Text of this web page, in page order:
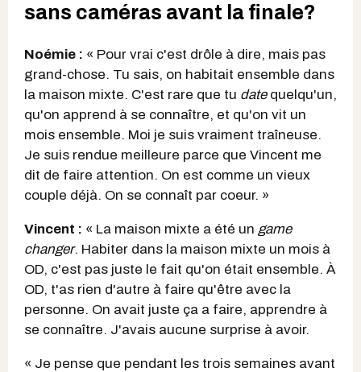
sans caméras avant la finale?
Noémie : « Pour vrai c'est drôle à dire, mais pas
grand-chose. Tu sais, on habitait ensemble dans
la maison mixte. C'est rare que tu datequelqu'un,
qu'on apprend à se connaître, et qu'on vit un
mois ensemble. Moi je suis vraiment traîneuse.
Je suis rendue meilleure parce que Vincent me
dit de faire attention. On est comme un vieux
couple déjà. On se connaît par coeur. »
Vincent : « La maison mixte a été un game
changer. Habiter dans la maison mixte un mois à
OD, c'est pas juste le fait qu'on était ensemble. À
OD, t'as rien d'autre à faire qu'être avec la
personne. On avait juste ça a faire, apprendre à
se connaître. J'avais aucune surprise à avoir.
« Je pense que pendant les trois semaines avant